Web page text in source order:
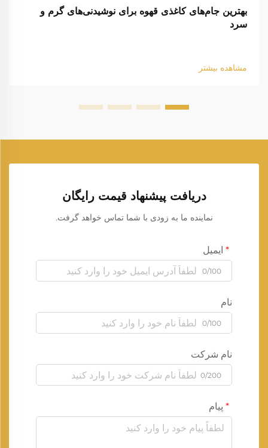
بهترین جام‌های کاغذی قهوه برای نوشیدنی‌های گرم و
سرد
مشاهده بیشتر
دریافت پیشنهاد قیمت رایگان
نماینده ما به زودی با شما تماس خواهد گرفت.
ایمیل
0/100
نام
0/100
نام شرکت
0/200
پیام